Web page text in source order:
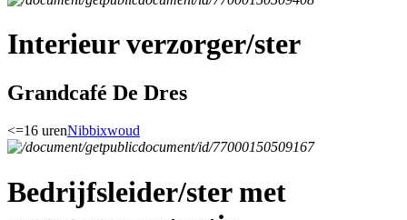
Interieur verzorger/ster
Grandcafé De Dres
<=16 urenNibbixwoud
Bedrijfsleider/ster met